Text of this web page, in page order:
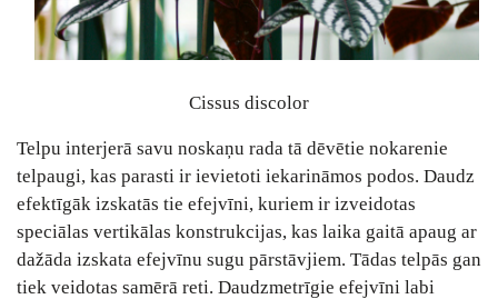
Cissus discolor
Telpu interjerā savu noskaņu rada tā dēvētie nokarenie
telpaugi, kas parasti ir ievietoti iekarināmos podos. Daudz
efektīgāk izskatās tie efejvīni, kuriem ir izveidotas
speciālas vertikālas konstrukcijas, kas laika gaitā apaug ar
dažāda izskata efejvīnu sugu pārstāvjiem. Tādas telpās gan
tiek veidotas samērā reti. Daudzmetrīgie efejvīni labi